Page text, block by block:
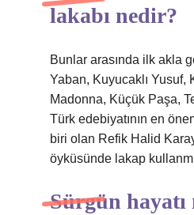
lakabı nedir?
Bunlar arasında ilk akla
Yaban, Kuyucaklı Yusuf,
Madonna, Küçük Paşa,
Türk edebiyatının en
biri olan Refik Halid
öyküsünde lakap
Sürgün hayatı